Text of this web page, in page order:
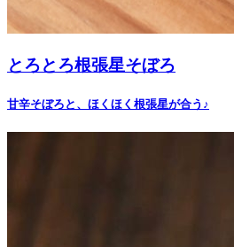
とろとろ根張星そぼろ
甘辛そぼろと、ほくほく根張星が合う♪